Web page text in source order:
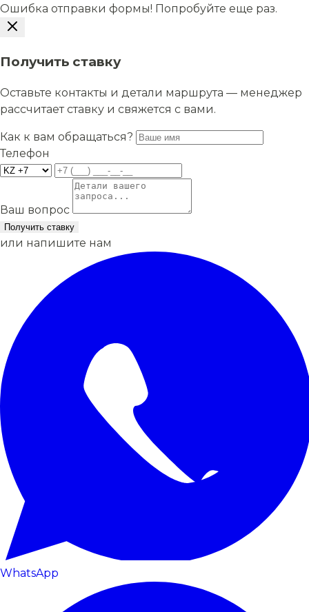
Ошибка отправки формы! Попробуйте еще раз.
Получить ставку
Оставьте контакты и детали маршрута — менеджер
рассчитает ставку и свяжется с вами.
Как к вам обращаться?
Телефон
Ваш вопрос
Получить ставку
или напишите нам
WhatsApp